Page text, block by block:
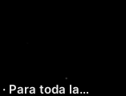
· Para toda la